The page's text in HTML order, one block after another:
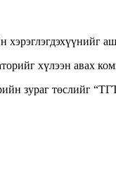
хүлээн авах
зураг төслийг